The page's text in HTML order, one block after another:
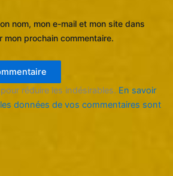
nom, mon e-mail et mon site dans
mon prochain commentaire.
réduire les indésirables. En savoir
données de vos commentaires sont